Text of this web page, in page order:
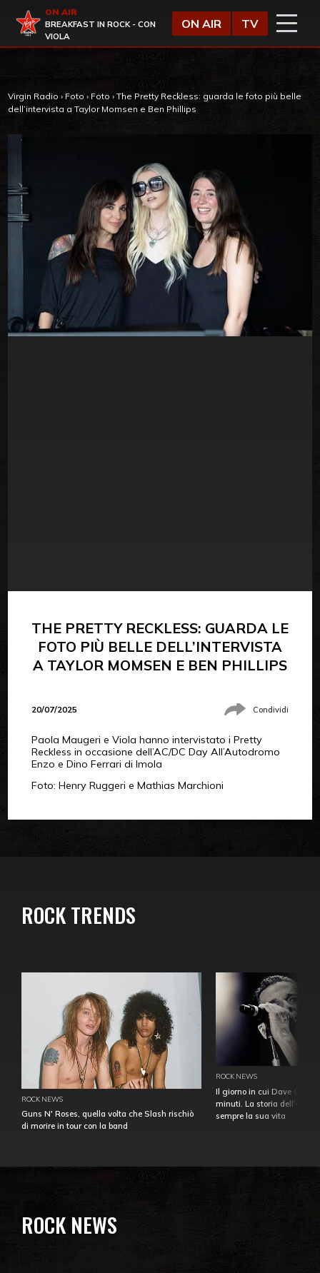
Virgin Radio
ON AIR
BREAKFAST IN ROCK - CON
VIOLA
ON AIR TV
Virgin Radio › Foto › Foto › The Pretty Reckless: guarda le foto più belle
dell’intervista a Taylor Momsen e Ben Phillips
THE PRETTY RECKLESS: GUARDA LE
FOTO PIÙ BELLE DELL’INTERVISTA
A TAYLOR MOMSEN E BEN PHILLIPS
20/07/2025 Condividi
Paola Maugeri e Viola hanno intervistato i Pretty
Reckless in occasione dell’AC/DC Day All’Autodromo
Enzo e Dino Ferrari di Imola
Foto: Henry Ruggeri e Mathias Marchioni
ROCK TRENDS
ROCK NEWS
Guns N' Roses, quella volta che Slash rischiò
di morire in tour con la band
ROCK NEWS
Il giorno in cui Dave
minuti. La storia
sempre la sua vita
ROCK NEWS